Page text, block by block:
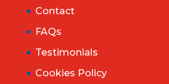
Contact
FAQs
Testimonials
Cookies Policy